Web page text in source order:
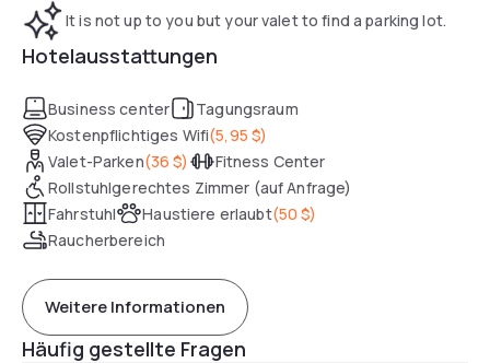
It is not up to you but your valet to find a parking lot.
Hotelausstattungen
Business center
Tagungsraum
Kostenpflichtiges Wifi(5,95 $)
Valet-Parken(36 $)
Fitness Center
Rollstuhlgerechtes Zimmer (auf Anfrage)
Fahrstuhl
Haustiere erlaubt(50 $)
Raucherbereich
Weitere Informationen
Häufig gestellte Fragen